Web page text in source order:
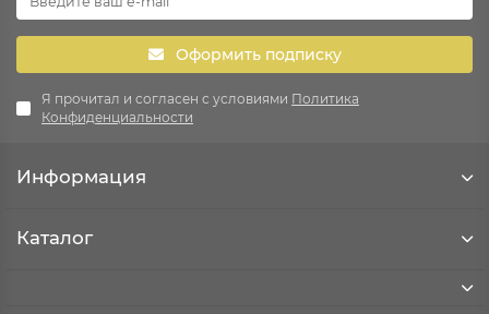
Оформить подписку
Я прочитал и согласен с условиями Политика
Конфиденциальности
Информация
Каталог